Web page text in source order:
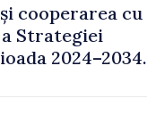
cooperarea cu
Strategiei
2024–2034,